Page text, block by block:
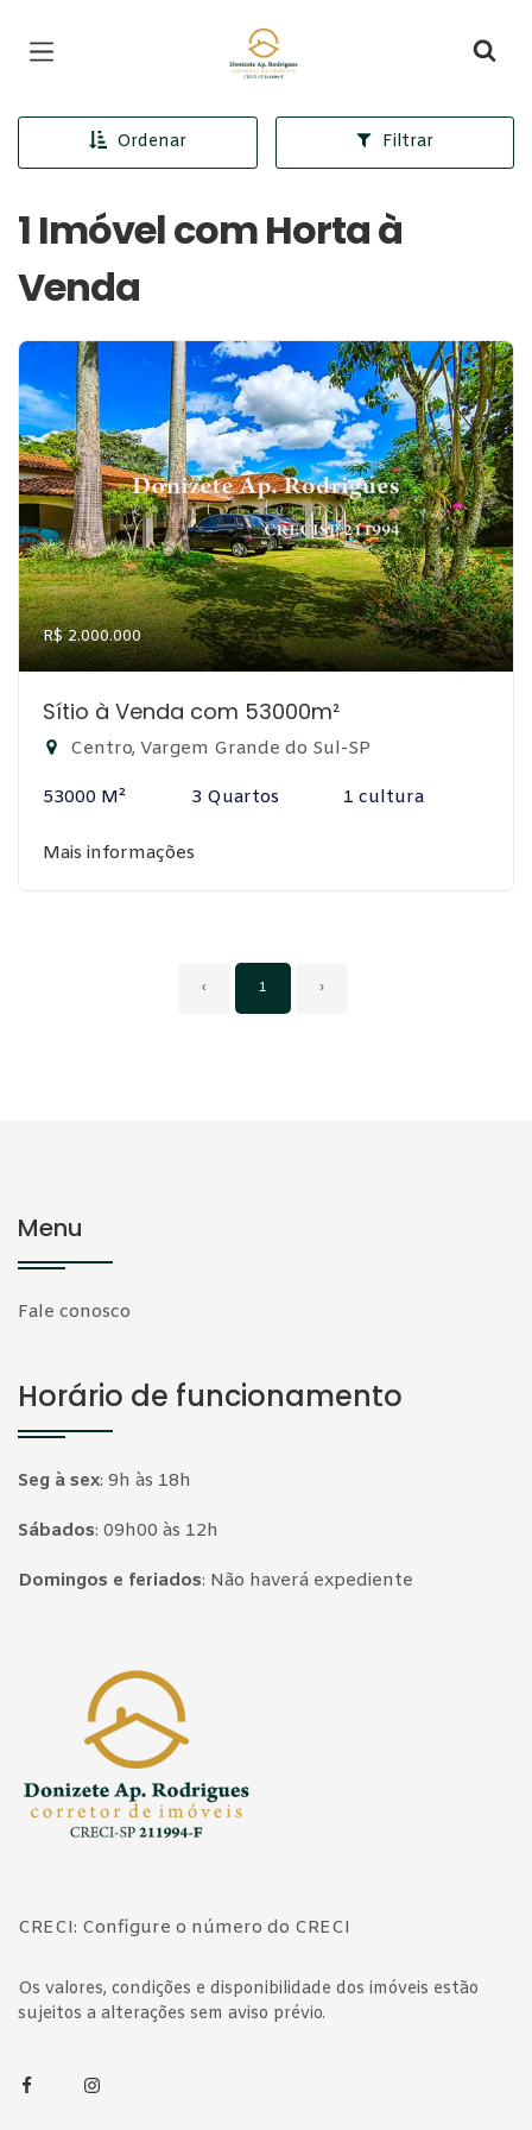
Página inicial
Ordenar Filtrar
1 Imóvel com Horta à
Venda
R$ 2.000.000
Sítio à Venda com 53000m²
Centro, Vargem Grande do Sul-SP
53000 M² 3 Quartos 1 cultura
Mais informações
‹ 1 ›
Menu
Fale conosco
Horário de funcionamento
Seg à sex: 9h às 18h
Sábados: 09h00 às 12h
Domingos e feriados: Não haverá expediente
CRECI: Configure o número do CRECI
Os valores, condições e disponibilidade dos imóveis estão
sujeitos a alterações sem aviso prévio.
FacebookInstagram